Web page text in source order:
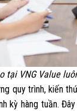
tại VNG Value
quy trình, kiến
kỳ hàng tuần.